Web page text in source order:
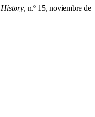
History, n.º 15, noviembre de